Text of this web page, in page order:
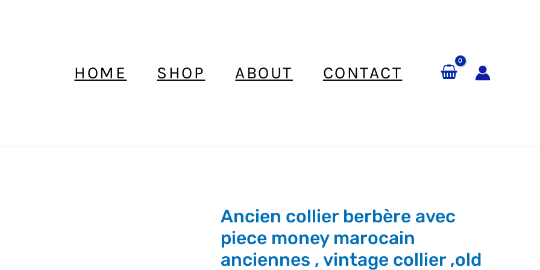
HOME SHOP ABOUT CONTACT
Ancien collier berbère avec
piece money marocain
anciennes , vintage collier ,old
collier
berbère
avec
piece